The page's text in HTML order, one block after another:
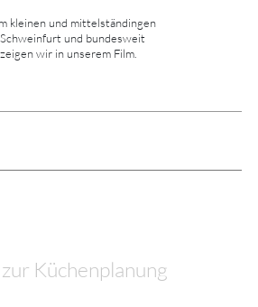
kleinen und mittelständingen
und bundesweit
wir in unserem Film.
Küchenplanung